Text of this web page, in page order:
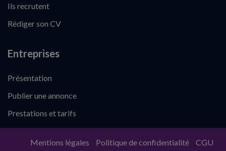
Ils recrutent
Rédiger son CV
Entreprises
Présentation
Publier une annonce
Prestations et tarifs
Mentions légales Politique de confidentialité CGU